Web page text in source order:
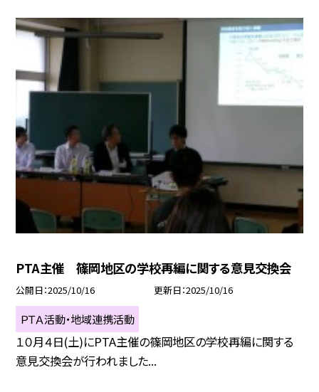
PTA主催 篠岡地区の学校再編に関する意見交換会
公開日 2025/10/16 更新日 2025/10/16
ＰＴＡ活動・地域連携活動
１０月４日(土)にPTA主催の篠岡地区の学校再編に関する
意見交換会が行われました...